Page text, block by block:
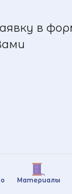
Материалы
в